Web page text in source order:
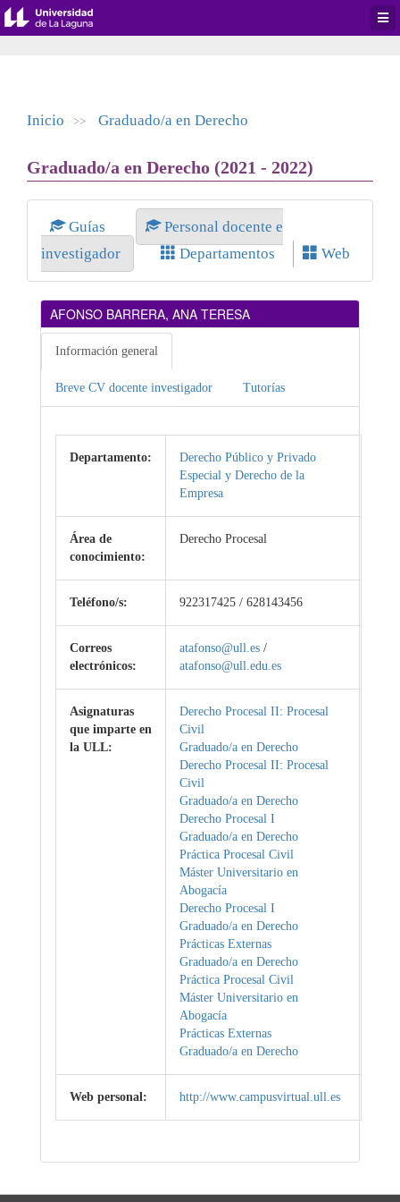
Inicio >> Graduado/a en Derecho
Graduado/a en Derecho (2021 - 2022)
Guías
Personal docente e
investigador
Departamentos Web
AFONSO BARRERA, ANA TERESA
Información general
Breve CV docente investigador Tutorías
Departamento:
Derecho Público y Privado
Especial y Derecho de la
Empresa
Área de
conocimiento:
Derecho Procesal
Teléfono/s: 922317425 / 628143456
Correos
electrónicos:
atafonso@ull.es /
atafonso@ull.edu.es
Asignaturas
que imparte en
la ULL:
Derecho Procesal II: Procesal
Civil
Graduado/a en Derecho
Derecho Procesal II: Procesal
Civil
Graduado/a en Derecho
Derecho Procesal I
Graduado/a en Derecho
Práctica Procesal Civil
Máster Universitario en
Abogacía
Derecho Procesal I
Graduado/a en Derecho
Prácticas Externas
Graduado/a en Derecho
Práctica Procesal Civil
Máster Universitario en
Abogacía
Prácticas Externas
Graduado/a en Derecho
Web personal: http://www.campusvirtual.ull.es